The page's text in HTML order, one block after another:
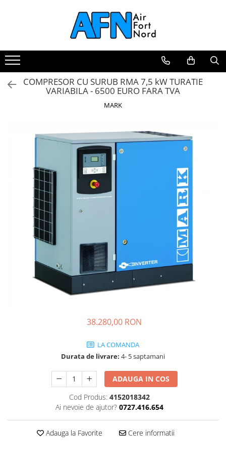
Toate Produsele
Produse
Compresoare industriale
Compresoare OilFree Scroll
Compresoare High Pressure
Sistem de tratare condens
Piese de schimb compresoare
Ulei compresoare
Scule pneumatice
Compresoare transport pneumatic
Echipamente pentru curatat
panouri solare
Convertizoare de frecventa
Service compresoare
Invertoare solare
Inchiriere compresoare industriale
incepand de la 25 Euro / Zi
COMPRESOR CU SURUB RMA 7,5 kW TURATIE
VARIABILA - 6500 EURO FARA TVA
MARK
38.280,00 RON
LA COMANDA
Durata de livrare: 4- 5 saptamani
ADAUGA IN COS
Cod Produs: 4152018342
Ai nevoie de ajutor? 0727.416.654
Adauga la Favorite Cere informatii